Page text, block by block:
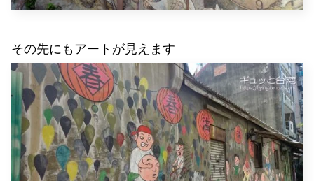
その先にもアートが見えます